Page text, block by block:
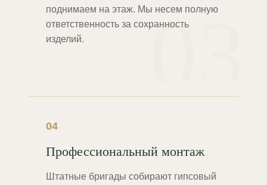
03
поднимаем на этаж. Мы несем полную
ответственность за сохранность
изделий.
04
Профессиональный монтаж
Штатные бригады собирают гипсовый